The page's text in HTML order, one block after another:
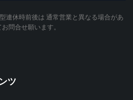
連休時前後は 通常営業と異なる場合があ
問合せ願います。
ツ